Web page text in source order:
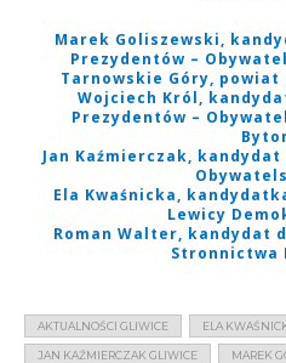
Marek Goliszewski,
Prezydentów –
Tarnowskie Góry,
Wojciech Król,
Prezydentów –
Jan Kaźmierczak,
Ela Kwaśnicka,
Lewicy
Roman Walter, kandydat
Stronnictwa
AKTUALNOŚCI GLIWICE ELA
JAN KAŹMIERCZAK GLIWICE MAREK